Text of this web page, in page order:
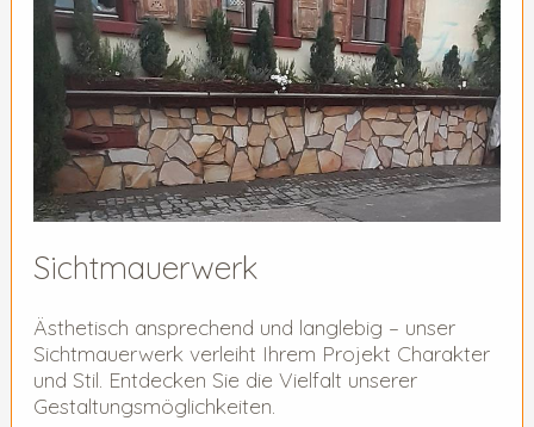
Sichtmauerwerk
Ästhetisch ansprechend und langlebig – unser
Sichtmauerwerk verleiht Ihrem Projekt Charakter
und Stil. Entdecken Sie die Vielfalt unserer
Gestaltungsmöglichkeiten.